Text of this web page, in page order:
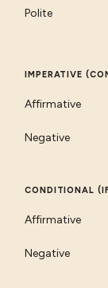
Polite
IMPERATIVE
Affirmative
Negative
CONDITIONAL
Affirmative
Negative